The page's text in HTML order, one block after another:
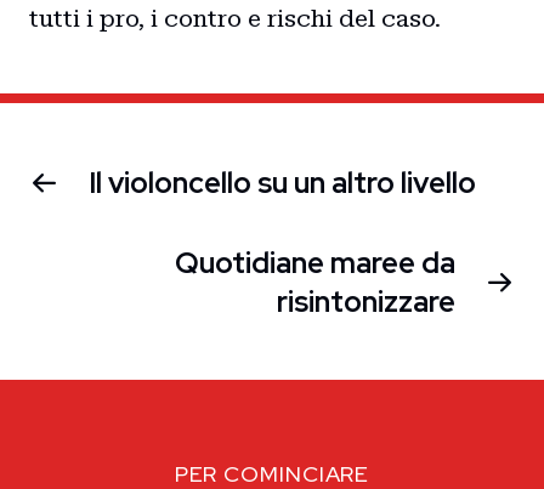
tutti i pro, i contro e rischi del caso.
Il violoncello su un altro livello
Quotidiane maree da
risintonizzare
PER COMINCIARE